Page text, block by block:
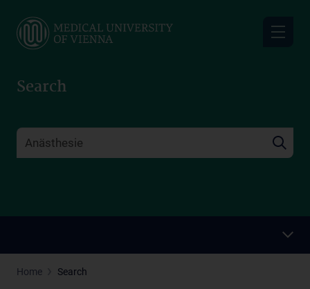
main
Search
Home Search